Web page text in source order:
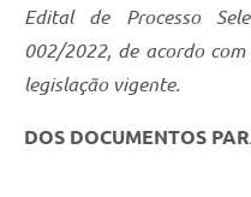
Regularização de bairros
Carta de Serviços
Edital de Processo
002/2022, de acordo
legislação vigente.
DOS DOCUMENTOS